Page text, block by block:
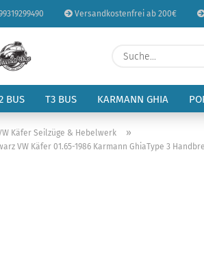
Versandkostenfrei ab 200€
BUS T3 BUS KARMANN GHIA
Käfer Seilzüge & Hebelwerk »
VW Käfer 01.65-1986 Karmann GhiaType 3